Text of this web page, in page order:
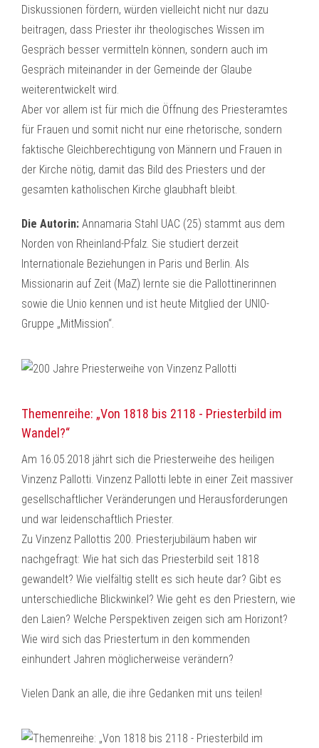
Diskussionen fördern, würden vielleicht nicht nur dazu
beitragen, dass Priester ihr theologisches Wissen im
Gespräch besser vermitteln können, sondern auch im
Gespräch miteinander in der Gemeinde der Glaube
weiterentwickelt wird.
Aber vor allem ist für mich die Öffnung des Priesteramtes
für Frauen und somit nicht nur eine rhetorische, sondern
faktische Gleichberechtigung von Männern und Frauen in
der Kirche nötig, damit das Bild des Priesters und der
gesamten katholischen Kirche glaubhaft bleibt.
Die Autorin: Annamaria Stahl UAC (25) stammt aus dem
Norden von Rheinland-Pfalz. Sie studiert derzeit
Internationale Beziehungen in Paris und Berlin. Als
Missionarin auf Zeit (MaZ) lernte sie die Pallottinerinnen
sowie die Unio kennen und ist heute Mitglied der UNIO-
Gruppe „MitMission“.
Themenreihe: „Von 1818 bis 2118 - Priesterbild im
Wandel?“
Am 16.05.2018 jährt sich die Priesterweihe des heiligen
Vinzenz Pallotti. Vinzenz Pallotti lebte in einer Zeit massiver
gesellschaftlicher Veränderungen und Herausforderungen
und war leidenschaftlich Priester.
Zu Vinzenz Pallottis 200. Priesterjubiläum haben wir
nachgefragt: Wie hat sich das Priesterbild seit 1818
gewandelt? Wie vielfältig stellt es sich heute dar? Gibt es
unterschiedliche Blickwinkel? Wie geht es den Priestern, wie
den Laien? Welche Perspektiven zeigen sich am Horizont?
Wie wird sich das Priestertum in den kommenden
einhundert Jahren möglicherweise verändern?
Vielen Dank an alle, die ihre Gedanken mit uns teilen!